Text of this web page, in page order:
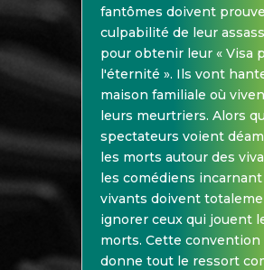
fantômes doivent
culpabilité de leur
pour obtenir leur « Visa
l'éternité ». Ils vont
maison familiale où
leurs meurtriers. Alors
spectateurs voient
les morts autour des
les comédiens incarnant
vivants doivent
ignorer ceux qui jouent
morts. Cette convention
donne tout le ressort